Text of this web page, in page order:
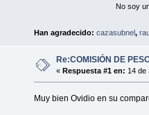
No soy
Han agradecido: cazasubnel,
Re:COMISIÓN DE
« Respuesta #1 en: 14 de
Muy bien Ovidio en su